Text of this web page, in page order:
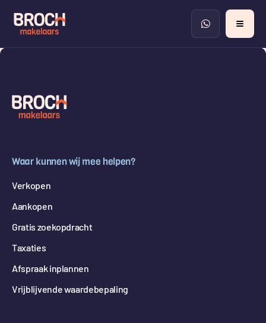
Waar kunnen wij mee helpen?
Verkopen
Aankopen
Gratis zoekopdracht
Taxaties
Afspraak inplannen
Vrijblijvende waardebepaling